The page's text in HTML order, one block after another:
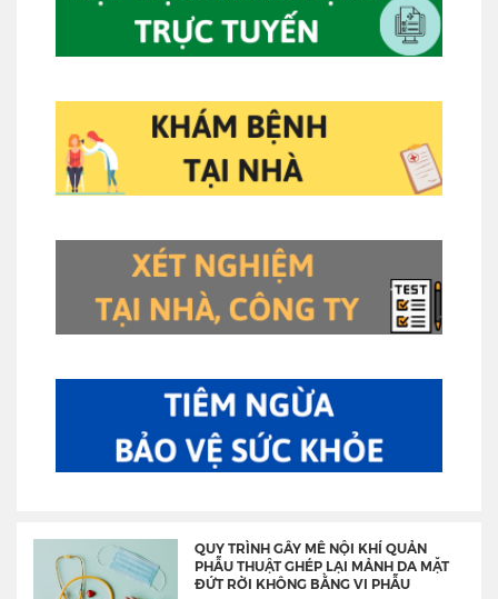
QUY TRÌNH GÂY MÊ NỘI KHÍ QUẢN
PHẪU THUẬT GHÉP LẠI MẢNH DA MẶT
ĐỨT RỜI KHÔNG BẰNG VI PHẪU